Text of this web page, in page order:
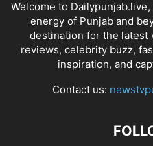
Welcome to
energy of Punjab and
destination for the latest
reviews, celebrity buzz,
inspiration, and
Contact us: